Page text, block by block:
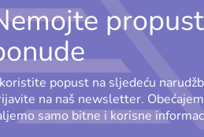
popust na sljedeću
na naš newsletter.
samo bitne i korisne